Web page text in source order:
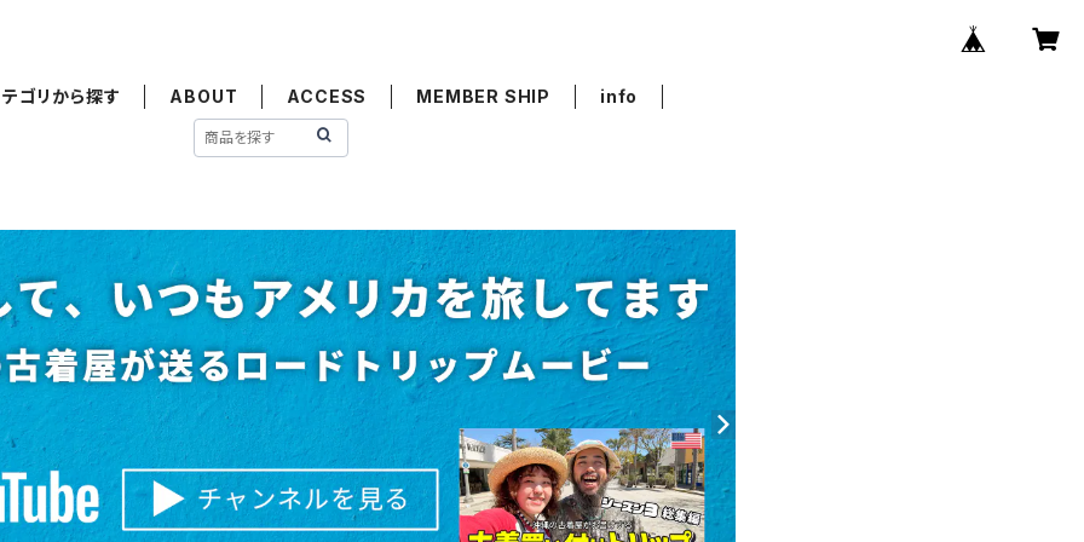
ゴリから探す ABOUT ACCESS MEMBER SHIP info